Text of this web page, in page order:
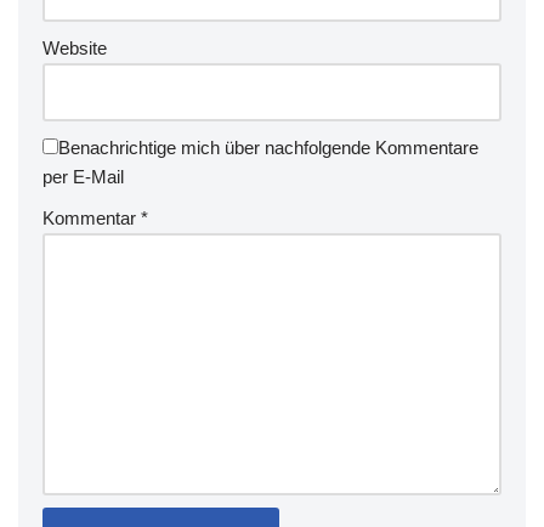
Website
Benachrichtige mich über nachfolgende Kommentare
per E-Mail
Kommentar *